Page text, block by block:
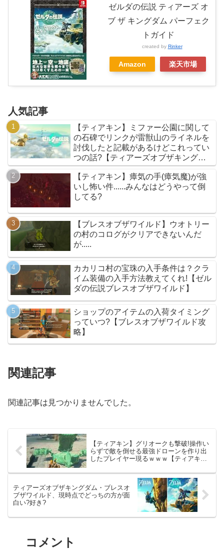
ゼルダの伝説 ティアーズ オ
ブ ザ キングダム パーフェク
トガイド
created by Rinker
Amazon 楽天市場
人気記事
【ティアキン】ミファー公園に関して
の石碑でリンクが雷獣山のライネルを
討伐したと記載があるけどこれってい
つの話?【ティアーズオブザキングダ
ム】
【ティアキン】瘴気の手(瘴気魔)が強
いし怖い件......みんなはどうやって倒
してる?
【ブレスオブザワイルド】ウオトリー
の村のコログがクリアできないんだ
が.....
カカリコ村の宝珠の入手条件は？クラ
イム装備の入手方法教えてくれ!【ゼル
ダの伝説ブレスオブザワイルド】
ショップのアイテムの入荷タイミング
っていつ?【ブレスオブザワイルド攻
略】
関連記事
関連記事は見つかりませんでした。
【ティアキン】グリオークも撃破!操作い
らずで敵を倒せる最強ドローンを作り出
したプレイヤー現るｗｗｗ【ティアキ
ティアーズオブザキングダム・ブレスオ
ブザワイルド、現時点でどっちの方が面
白い?好き?
コメント